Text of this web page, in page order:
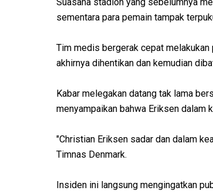
Suasana stadion yang sebelumnya
sementara para pemain tampak
Tim medis bergerak cepat melakukan
akhirnya dihentikan dan kemudian
Kabar melegakan datang tak lama
menyampaikan bahwa Eriksen dalam
"Christian Eriksen sadar dan dalam
Timnas Denmark.
Insiden ini langsung mengingatkan